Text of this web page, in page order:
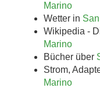
Marino
Wetter in
Wikipedia -
Marino
Bücher über
Strom,
Marino